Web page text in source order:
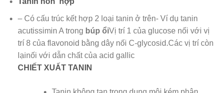
– Có cấu trúc kết hợp 2 loại tanin ở trên- Ví dụ tanin
acutissimin A trong búp ổiVị trí 1 của glucose nối với vị
trí 8 của flavonoid bằng dây nối C-glycosid.Các vị trí còn
lạinối với dẫn chất của acid gallic
CHIẾT XUẤT TANIN